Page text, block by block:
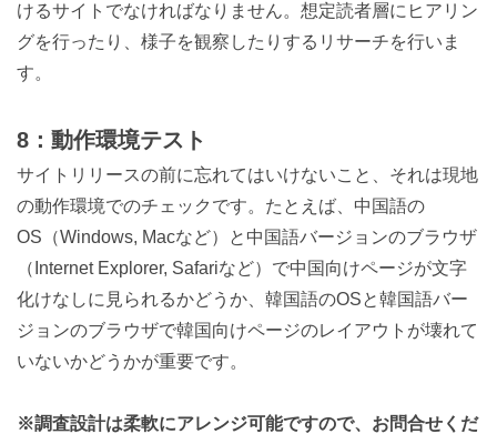
けるサイトでなければなりません。想定読者層にヒアリン
グを行ったり、様子を観察したりするリサーチを行いま
す。
8：動作環境テスト
サイトリリースの前に忘れてはいけないこと、それは現地
の動作環境でのチェックです。たとえば、中国語の
OS（Windows, Macなど）と中国語バージョンのブラウザ
（Internet Explorer, Safariなど）で中国向けページが文字
化けなしに見られるかどうか、韓国語のOSと韓国語バー
ジョンのブラウザで韓国向けページのレイアウトが壊れて
いないかどうかが重要です。
※調査設計は柔軟にアレンジ可能ですので、お問合せくだ